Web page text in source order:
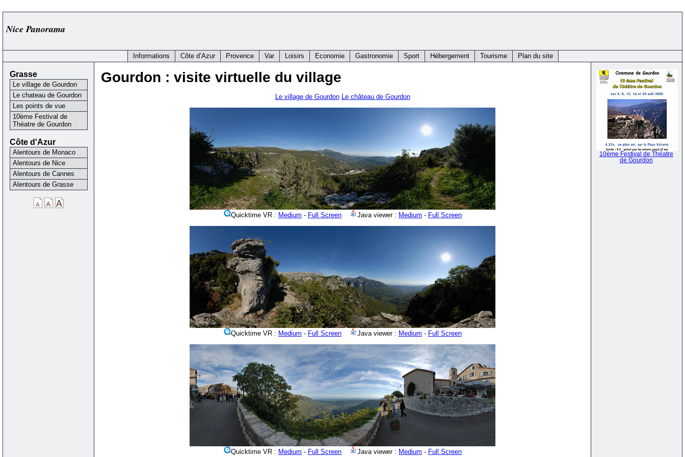
Nice Panorama
Informations Côte d’Azur Provence Var Loisirs Economie Gastronomie Sport Hébergement Tourisme Plan du site
Gourdon : visite virtuelle du village
Le village de Gourdon Le château de Gourdon
Quicktime VR : Medium - Full Screen Java viewer : Medium - Full Screen
Quicktime VR : Medium - Full Screen Java viewer : Medium - Full Screen
Quicktime VR : Medium - Full Screen Java viewer : Medium - Full Screen
Grasse
Le village de Gourdon
Le chateau de Gourdon
Les points de vue
10ème Festival de
Théatre de Gourdon
Côte d'Azur
Alentours de Monaco
Alentours de Nice
Alentours de Cannes
Alentours de Grasse
10ème Festival de Théatre
de Gourdon